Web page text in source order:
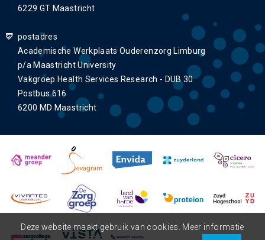
6229 GT Maastricht
postadres
Academische Werkplaats Ouderenzorg Limburg
p/a Maastricht University
Vakgroep Health Services Research - DUB 30
Postbus 616
6200 MD Maastricht
Deze website maakt gebruik van cookies. Meer informatie